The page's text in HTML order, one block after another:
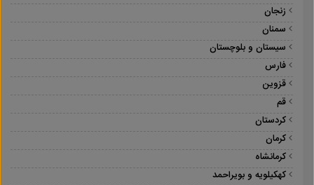
زنجان
سمنان
سیستان و بلوچستان
فارس
قزوین
قم
کردستان
کرمان
کرمانشاه
کهکیلویه و بویراحمد